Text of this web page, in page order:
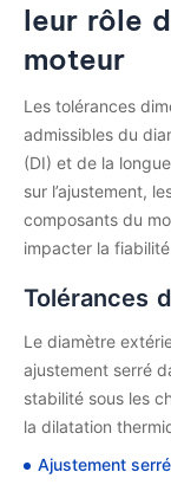
leur rôle
moteur
Les tolérances
admissibles du
(DI) et de la
sur l’ajustement,
composants du
impacter la
Tolérances
Le diamètre
ajustement serré
stabilité sous les
la dilatation
Ajustement